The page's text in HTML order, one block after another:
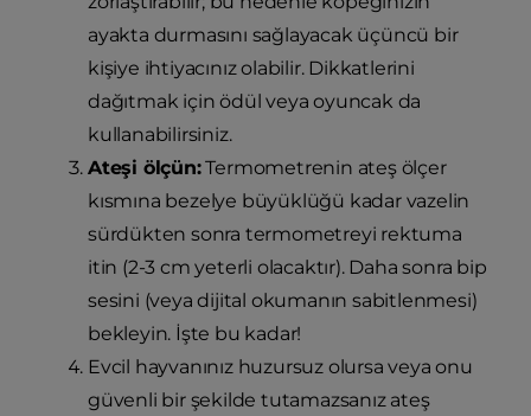
ayakta durmasını sağlayacak üçüncü bir
kişiye ihtiyacınız olabilir. Dikkatlerini
dağıtmak için ödül veya oyuncak da
kullanabilirsiniz.
Ateşi ölçün:Termometrenin ateş ölçer
kısmına bezelye büyüklüğü kadar vazelin
sürdükten sonra termometreyi rektuma
itin (2-3 cm yeterli olacaktır). Daha sonra bip
sesini (veya dijital okumanın sabitlenmesi)
bekleyin. İşte bu kadar!
Evcil hayvanınız huzursuz olursa veya onu
güvenli bir şekilde tutamazsanız ateş